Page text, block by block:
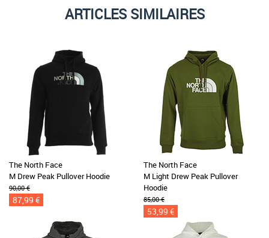
ARTICLES SIMILAIRES
The North Face
M Drew Peak Pullover Hoodie
90,00 €
87,99 €
The North Face
M Light Drew Peak Pullover
Hoodie
85,00 €
53,99 €